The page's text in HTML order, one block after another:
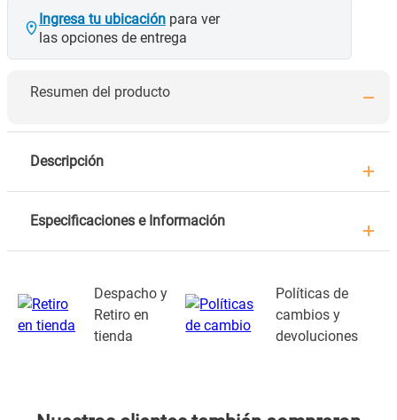
Ingresa tu ubicación para ver
las opciones de entrega
Resumen del producto
Descripción
Especificaciones e Información
Despacho y
Retiro en
tienda
Políticas de
cambios y
devoluciones